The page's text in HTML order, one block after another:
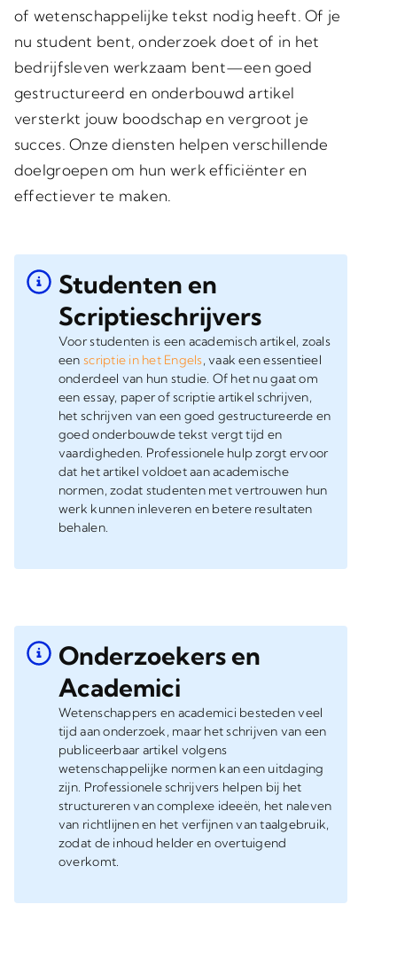
of wetenschappelijke tekst nodig heeft. Of je
nu student bent, onderzoek doet of in het
bedrijfsleven werkzaam bent—een goed
gestructureerd en onderbouwd artikel
versterkt jouw boodschap en vergroot je
succes. Onze diensten helpen verschillende
doelgroepen om hun werk efficiënter en
effectiever te maken.
Studenten en
Scriptieschrijvers
Voor studenten is een academisch artikel, zoals
eenscriptie in het Engels, vaak een essentieel
onderdeel van hun studie. Of het nu gaat om
een essay, paper of scriptie artikel schrijven,
het schrijven van een goed gestructureerde en
goed onderbouwde tekst vergt tijd en
vaardigheden. Professionele hulp zorgt ervoor
dat het artikel voldoet aan academische
normen, zodat studenten met vertrouwen hun
werk kunnen inleveren en betere resultaten
behalen.
Onderzoekers en
Academici
Wetenschappers en academici besteden veel
tijd aan onderzoek, maar het schrijven van een
publiceerbaar artikel volgens
wetenschappelijke normen kan een uitdaging
zijn. Professionele schrijvers helpen bij het
structureren van complexe ideeën, het naleven
van richtlijnen en het verfijnen van taalgebruik,
zodat de inhoud helder en overtuigend
overkomt.